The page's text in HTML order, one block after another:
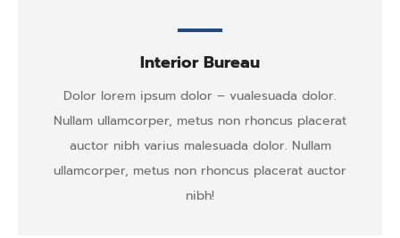
Interior Bureau
Dolor lorem ipsum dolor – vualesuada dolor.
Nullam ullamcorper, metus non rhoncus placerat
auctor nibh varius malesuada dolor. Nullam
ullamcorper, metus non rhoncus placerat auctor
nibh!